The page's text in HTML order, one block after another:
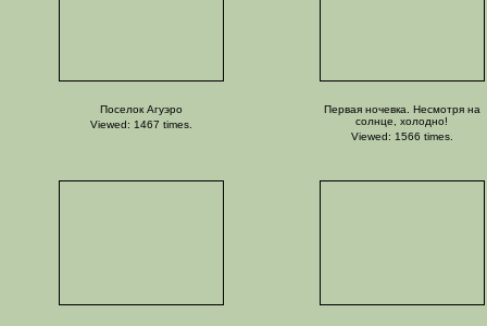
Поселок Агуэро
Viewed: 1467 times.
Первая ночевка. Несмотря на
солнце, холодно!
Viewed: 1566 times.